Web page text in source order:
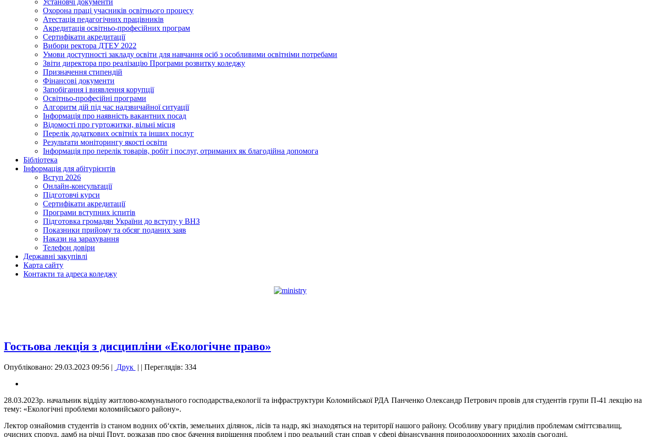
Установчі документи
Охорона праці учасників освітнього процесу
Атестація педагогічних працівників
Акредитація освітньо-професійних програм
Сертифікати акредитації
Вибори ректора ДТЕУ 2022
Умови доступності закладу освіти для навчання осіб з особливими освітніми потребами
Звіти директора про реалізацію Програми розвитку коледжу
Призначення стипендій
Фінансові документи
Запобігання і виявлення корупції
Освітньо-професійні програми
Алгоритм дій під час надзвичайної ситуації
Інформація про наявність вакантних посад
Відомості про гуртожитки, вільні місця
Перелік додаткових освітніх та інших послуг
Результати моніторингу якості освіти
Інформація про перелік товарів, робіт і послуг, отриманих як благодійна допомога
Бібліотека
Інформація для абітурієнтів
Вступ 2026
Онлайн-консультації
Підготовчі курси
Сертифікати акредитації
Програми вступних іспитів
Підготовка громадян України до вступу у ВНЗ
Показники прийому та обсяг поданих заяв
Накази на зарахування
Телефон довіри
Державні закупівлі
Карта сайту
Контакти та адреса коледжу
Гостьова лекція з дисципліни «Екологічне право»
Опубліковано: 29.03.2023 09:56 | Друк | | Переглядів: 334
28.03.2023р. начальник відділу житлово-комунального господарства,екології та інфраструктури Коломийської РДА Панченко Олександр Петрович провів для студентів групи П-41 лекцію на
тему: «Екологічні проблеми коломийського району».
Лектор ознайомив студентів із станом водних об‘єктів, земельних ділянок, лісів та надр, які знаходяться на території нашого району. Особливу увагу приділив проблемам сміттєзвалищ,
очисних споруд, дамб на річці Прут, розказав про своє бачення вирішення проблем і про реальний стан справ у сфері фінансування природоохоронних заходів сьогодні.